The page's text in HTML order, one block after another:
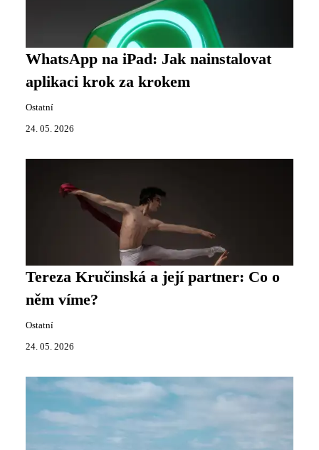
WhatsApp na iPad: Jak nainstalovat
aplikaci krok za krokem
Ostatní
24. 05. 2026
Tereza Kručinská a její partner: Co o
něm víme?
Ostatní
24. 05. 2026